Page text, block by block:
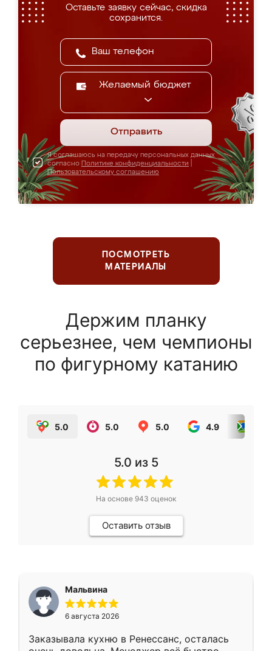
Оставьте заявку сейчас, скидка
сохранится.
Желаемый бюджет
Отправить
Я соглашаюсь на передачу персональных данных
согласно Политике конфиденциальности
Пользовательскому соглашению
ПОСМОТРЕТЬ
МАТЕРИАЛЫ
Держим планку
серьезнее, чем чемпионы
по фигурному катанию
5.0 5.0 5.0 4.9
5.0 из 5
На основе 943 оценок
Оставить отзыв
Мальвина
6 августа 2026
Заказывала кухню в Ренессанс, осталась